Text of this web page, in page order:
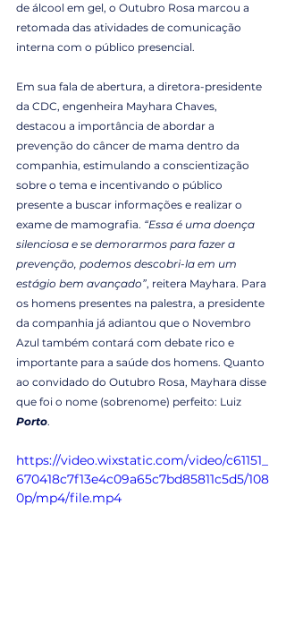
de álcool em gel, o Outubro Rosa marcou a
retomada das atividades de comunicação
interna com o público presencial.
Em sua fala de abertura, a diretora-presidente
da CDC, engenheira Mayhara Chaves,
destacou a importância de abordar a
prevenção do câncer de mama dentro da
companhia, estimulando a conscientização
sobre o tema e incentivando o público
presente a buscar informações e realizar o
exame de mamografia. “Essa é uma doença
silenciosa e se demorarmos para fazer a
prevenção, podemos descobri-la em um
estágio bem avançado”, reitera Mayhara. Para
os homens presentes na palestra, a presidente
da companhia já adiantou que o Novembro
Azul também contará com debate rico e
importante para a saúde dos homens. Quanto
ao convidado do Outubro Rosa, Mayhara disse
que foi o nome (sobrenome) perfeito: Luiz
Porto.
https://video.wixstatic.com/video/c61151_
670418c7f13e4c09a65c7bd85811c5d5/108
0p/mp4/file.mp4